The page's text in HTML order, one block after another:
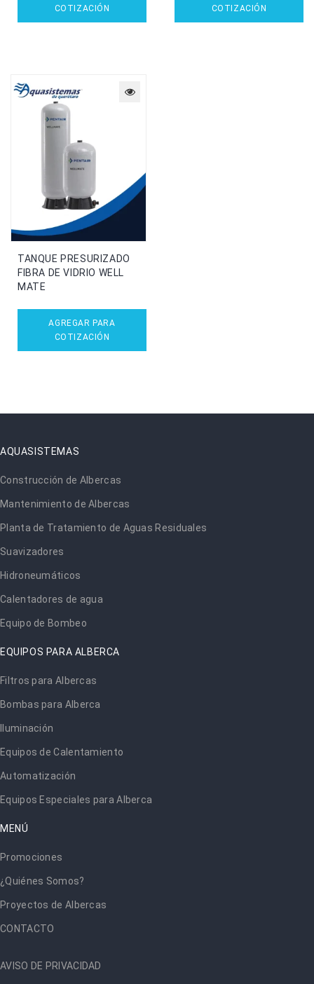
COTIZACIÓN
COTIZACIÓN
TANQUE PRESURIZADO
FIBRA DE VIDRIO WELL
MATE
AGREGAR PARA
COTIZACIÓN
AQUASISTEMAS
Construcción de Albercas
Mantenimiento de Albercas
Planta de Tratamiento de Aguas Residuales
Suavizadores
Hidroneumáticos
Calentadores de agua
Equipo de Bombeo
EQUIPOS PARA ALBERCA
Filtros para Albercas
Bombas para Alberca
Iluminación
Equipos de Calentamiento
Automatización
Equipos Especiales para Alberca
MENÚ
Promociones
¿Quiénes Somos?
Proyectos de Albercas
CONTACTO
AVISO DE PRIVACIDAD